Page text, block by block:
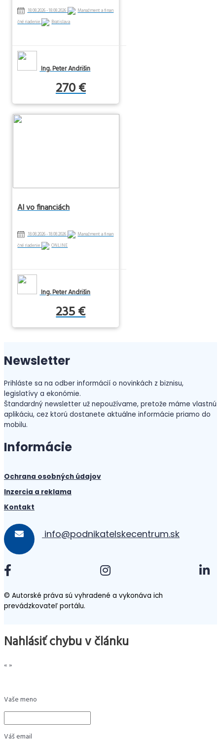
18.08.2026 - 18.08.2026
Manažment a finan
čné riadenie
Bratislava
Ing. Peter Andrišin
270 €
AI vo financiách
18.08.2026 - 18.08.2026
Manažment a finan
čné riadenie
ONLINE
Ing. Peter Andrišin
235 €
Newsletter
Prihláste sa na odber informácií o novinkách z biznisu,
legislatívy a ekonómie.
Štandardný newsletter už nepoužívame, pretože máme vlastnú
aplikáciu, cez ktorú dostanete aktuálne informácie priamo do
mobilu.
Informácie
Ochrana osobných údajov
Inzercia a reklama
Kontakt
info@podnikatelskecentrum.sk
© Autorské práva sú vyhradené a vykonáva ich
prevádzkovateľ portálu.
Nahlásiť chybu v článku
«»
Vaše meno
Váš email